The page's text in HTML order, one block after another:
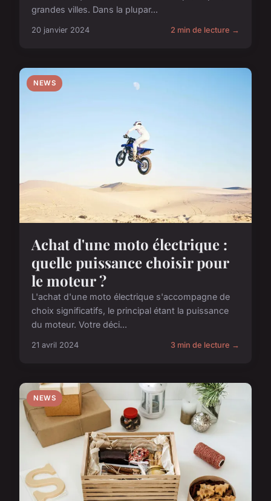
grandes villes. Dans la plupar...
20 janvier 2024 2 min de lecture →
NEWS
Achat d'une moto électrique :
quelle puissance choisir pour
le moteur ?
L'achat d'une moto électrique s'accompagne de
choix significatifs, le principal étant la puissance
du moteur. Votre déci...
21 avril 2024 3 min de lecture →
NEWS